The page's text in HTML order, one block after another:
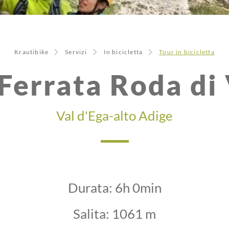
Krautibike Servizi In bicicletta Tour in bicicletta
Roda di
Val d'Ega-alto Adige
Durata: 6h 0min
Salita: 1061 m